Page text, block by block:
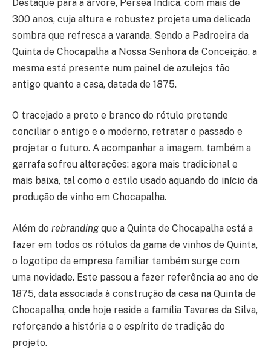
Destaque para a árvore, Pérsea Indica, com mais de
300 anos, cuja altura e robustez projeta uma delicada
sombra que refresca a varanda. Sendo a Padroeira da
Quinta de Chocapalha a Nossa Senhora da Conceição, a
mesma está presente num painel de azulejos tão
antigo quanto a casa, datada de 1875.
O tracejado a preto e branco do rótulo pretende
conciliar o antigo e o moderno, retratar o passado e
projetar o futuro. A acompanhar a imagem, também a
garrafa sofreu alterações: agora mais tradicional e
mais baixa, tal como o estilo usado aquando do início da
produção de vinho em Chocapalha.
Além do rebrandingque a Quinta de Chocapalha está a
fazer em todos os rótulos da gama de vinhos de Quinta,
o logotipo da empresa familiar também surge com
uma novidade. Este passou a fazer referência ao ano de
1875, data associada à construção da casa na Quinta de
Chocapalha, onde hoje reside a família Tavares da Silva,
reforçando a história e o espírito de tradição do
projeto.